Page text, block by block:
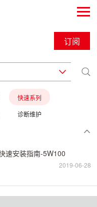
订阅
快速系列
诊断维护
速安装指南-5W100
2019-06-28